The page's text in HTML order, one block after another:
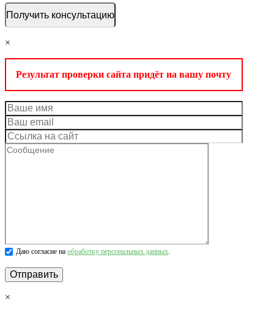
×
Результат проверки сайта придёт на вашу почту
Даю согласие на обработку персональных данных.
×